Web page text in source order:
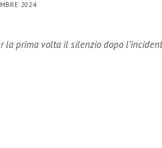
2024
la prima volta il silenzio dopo